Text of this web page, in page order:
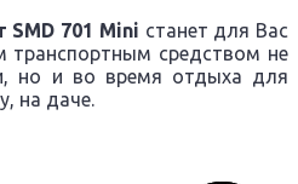
SMD 701 Mini станет для Вас
средством не
но и во время отдыха для
на даче.